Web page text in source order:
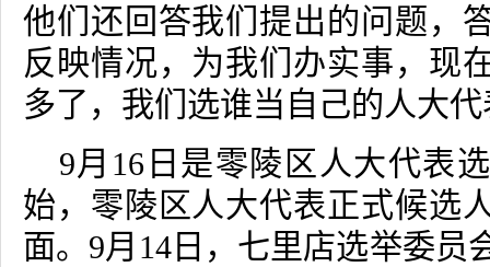
他们还回答我们提出的问题，
反映情况，为我们办实事，现
多了，我们选谁当自己的人大
9月 16 日是零陵区人大代表
始，零陵区人大代表正式候选
面。 9月 14日，七里店选举委员